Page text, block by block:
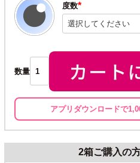
度数
(必
須)
数量
アプリダウンロードで
2箱ご購入の